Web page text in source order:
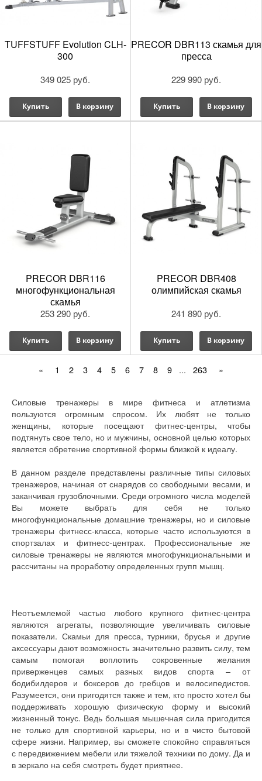
TUFFSTUFF Evolution CLH-
300
349 025 руб.
Купить В корзину
PRECOR DBR113 скамья для
пресса
229 990 руб.
Купить В корзину
PRECOR DBR116
многофункциональная
скамья
253 290 руб.
Купить В корзину
PRECOR DBR408
олимпийская скамья
241 890 руб.
Купить В корзину
« 1 2 3 4 5 6 7 8 9 ... 263 »
Силовые тренажеры в мире фитнеса и атлетизма
пользуются огромным спросом. Их любят не только
женщины, которые посещают фитнес-центры, чтобы
подтянуть свое тело, но и мужчины, основной целью которых
является обретение спортивной формы близкой к идеалу.
В данном разделе представлены различные типы силовых
тренажеров, начиная от снарядов со свободными весами, и
заканчивая грузоблочными. Среди огромного числа моделей
Вы можете выбрать для себя не только
многофункциональные домашние тренажеры, но и силовые
тренажеры фитнесс-класса, которые часто используются в
спортзалах и фитнесс-центрах. Профессиональные же
силовые тренажеры не являются многофункциональными и
рассчитаны на проработку определенных групп мышц.
Неотъемлемой частью любого крупного фитнес-центра
являются агрегаты, позволяющие увеличивать силовые
показатели. Скамьи для пресса, турники, брусья и другие
аксессуары дают возможность значительно развить силу, тем
самым помогая воплотить сокровенные желания
приверженцев самых разных видов спорта – от
бодибилдеров и боксеров до гребцов и велосипедистов.
Разумеется, они пригодятся также и тем, кто просто хотел бы
поддерживать хорошую физическую форму и высокий
жизненный тонус. Ведь большая мышечная сила пригодится
не только для спортивной карьеры, но и в чисто бытовой
сфере жизни. Например, вы сможете спокойно справляться
с передвижением мебели или тяжелой техники по дому. Да и
в зеркало на себя смотреть будет приятнее.